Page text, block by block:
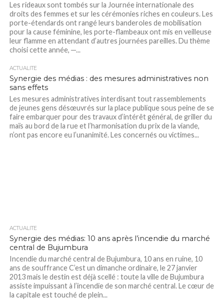
Les rideaux sont tombés sur la Journée internationale des
droits des femmes et sur les cérémonies riches en couleurs. Les
porte-étendards ont rangé leurs banderoles de mobilisation
pour la cause féminine, les porte-flambeaux ont mis en veilleuse
leur flamme en attendant d’autres journées pareilles. Du thème
choisi cette année, ─...
ACTUALITÉ
Synergie des médias : des mesures administratives non
sans effets
Les mesures administratives interdisant tout rassemblements
de jeunes gens désœuvrés sur la place publique sous peine de se
faire embarquer pour des travaux d’intérêt général, de griller du
maïs au bord de la rue et l’harmonisation du prix de la viande,
n’ont pas encore eu l’unanimité. Les concernés ou victimes...
ACTUALITÉ
Synergie des médias: 10 ans après l’incendie du marché
central de Bujumbura
Incendie du marché central de Bujumbura, 10 ans en ruine, 10
ans de souffrance C’est un dimanche ordinaire, le 27 janvier
2013 mais le destin est déjà scellé : toute la ville de Bujumbura
assiste impuissant à l’incendie de son marché central. Le cœur de
la capitale est touché de plein...